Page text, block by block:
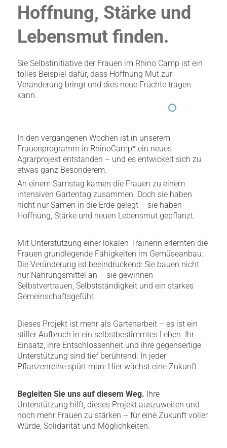
Hoffnung, Stärke und
Lebensmut finden.
Sie Selbstinitiative der Frauen im Rhino Camp ist ein
tolles Beispiel dafür, dass Hoffnung Mut zur
Veränderung bringt und dies neue Früchte tragen
kann.
In den vergangenen Wochen ist in unserem
Frauenprogramm in RhinoCamp* ein neues
Agrarprojekt entstanden – und es entwickelt sich zu
etwas ganz Besonderem.
An einem Samstag kamen die Frauen zu einem
intensiven Gartentag zusammen. Doch sie haben
nicht nur Samen in die Erde gelegt – sie haben
Hoffnung, Stärke und neuen Lebensmut gepflanzt.
Mit Unterstützung einer lokalen Trainerin erlernten die
Frauen grundlegende Fähigkeiten im Gemüseanbau.
Die Veränderung ist beeindruckend: Sie bauen nicht
nur Nahrungsmittel an – sie gewinnen
Selbstvertrauen, Selbstständigkeit und ein starkes
Gemeinschaftsgefühl.
Dieses Projekt ist mehr als Gartenarbeit – es ist ein
stiller Aufbruch in ein selbstbestimmtes Leben. Ihr
Einsatz, ihre Entschlossenheit und ihre gegenseitige
Unterstützung sind tief berührend. In jeder
Pflanzenreihe spürt man: Hier wächst eine Zukunft.
Begleiten Sie uns auf diesem Weg. Ihre
Unterstützung hilft, dieses Projekt auszuweiten und
noch mehr Frauen zu stärken – für eine Zukunft voller
Würde, Solidarität und Möglichkeiten.